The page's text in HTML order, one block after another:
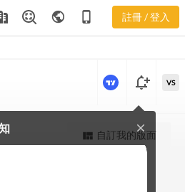
public phone_iphone 註冊 / 登入
3558 股價K線
強大的進階價量圖表
notification_add
close
VS
view_quilt 自訂我的版面